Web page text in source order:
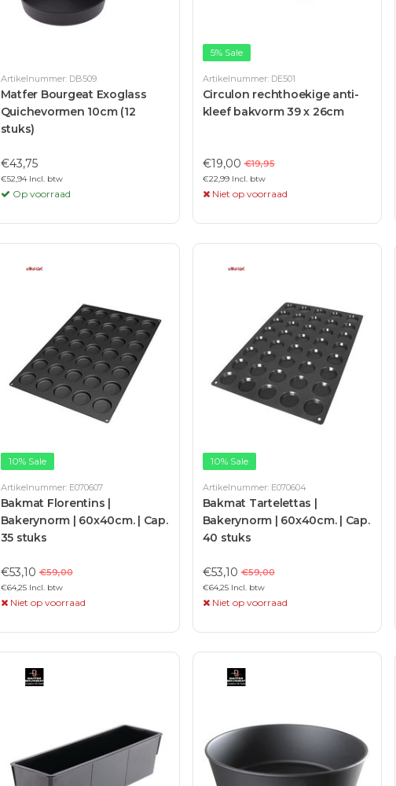
Artikelnummer: DB509
Matfer Bourgeat Exoglass
Quichevormen 10cm (12
stuks)
€43,75
€52,94 Incl. btw
Op voorraad
5% Sale
Artikelnummer: DE501
Circulon rechthoekige anti-
kleef bakvorm 39 x 26cm
€19,00 €19,95
€22,99 Incl. btw
Niet op voorraad
10% Sale
Artikelnummer: E070607
Bakmat Florentins |
Bakerynorm | 60x40cm. | Cap.
35 stuks
€53,10 €59,00
€64,25 Incl. btw
Niet op voorraad
10% Sale
Artikelnummer: E070604
Bakmat Tartelettas |
Bakerynorm | 60x40cm. | Cap.
40 stuks
€53,10 €59,00
€64,25 Incl. btw
Niet op voorraad